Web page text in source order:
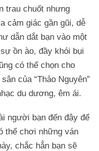
trau chuốt nhưng
cảm giác gần gũi, dễ
dẫn dắt bạn vào một
ồn ào, đầy khói bụi
có thể chọn cho
của “Thảo Nguyên”
du dương, êm ái.
người bạn đến đậy để
thể chơi những ván
chắc hẳn bạn sẽ